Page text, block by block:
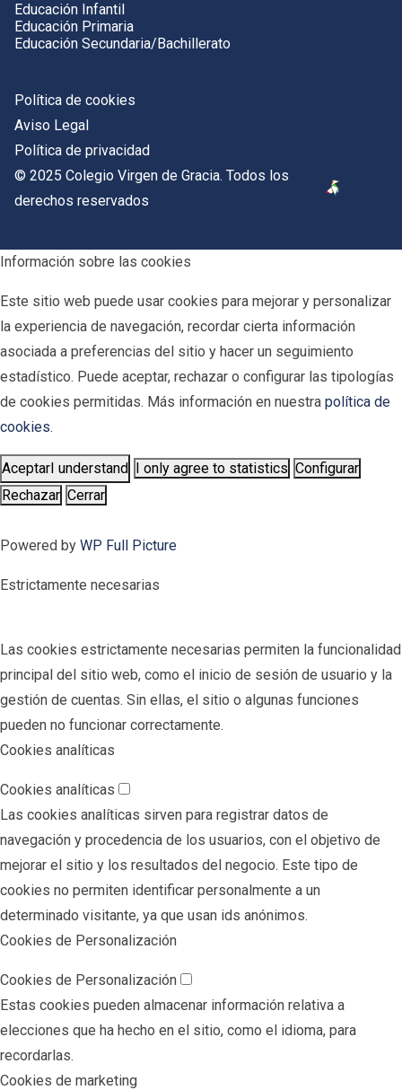
Educación Infantil
Educación Primaria
Educación Secundaria/Bachillerato
Política de cookies
Aviso Legal
Política de privacidad
© 2025 Colegio Virgen de Gracia. Todos los
derechos reservados
Información sobre las cookies
Este sitio web puede usar cookies para mejorar y personalizar
la experiencia de navegación, recordar cierta información
asociada a preferencias del sitio y hacer un seguimiento
estadístico. Puede aceptar, rechazar o configurar las tipologías
de cookies permitidas. Más información en nuestra política de
cookies.
AceptarI understand I only agree to statistics Configurar
Rechazar Cerrar
Powered by WP Full Picture
Estrictamente necesarias
Las cookies estrictamente necesarias permiten la funcionalidad
principal del sitio web, como el inicio de sesión de usuario y la
gestión de cuentas. Sin ellas, el sitio o algunas funciones
pueden no funcionar correctamente.
Cookies analíticas
Cookies analíticas
Las cookies analíticas sirven para registrar datos de
navegación y procedencia de los usuarios, con el objetivo de
mejorar el sitio y los resultados del negocio. Este tipo de
cookies no permiten identificar personalmente a un
determinado visitante, ya que usan ids anónimos.
Cookies de Personalización
Cookies de Personalización
Estas cookies pueden almacenar información relativa a
elecciones que ha hecho en el sitio, como el idioma, para
recordarlas.
Cookies de marketing